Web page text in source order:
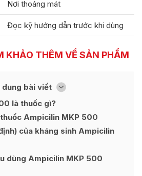
Nơi thoáng mát
Đọc kỹ hướng dẫn trước khi dùng
KHẢO THÊM VỀ SẢN PHẨM
dung bài viết [
Ẩn
là thuốc gì?
Ampicilin MKP 500
của kháng sinh Ampicilin
dùng Ampicilin MKP 500